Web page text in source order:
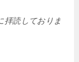
拝読しておりま